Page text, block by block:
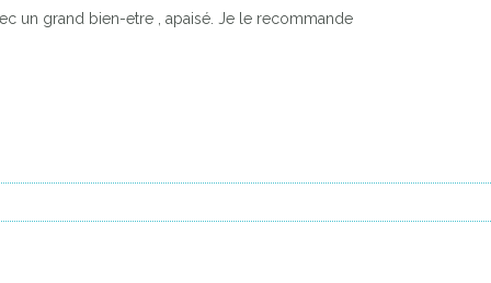
un grand bien-etre , apaisé. Je le recommande